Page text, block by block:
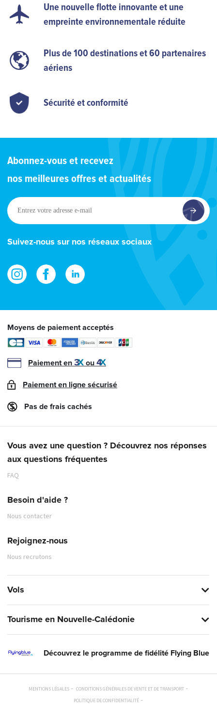
Une nouvelle flotte innovante et une
empreinte environnementale réduite
Plus de 100 destinations et 60 partenaires
aériens
Sécurité et conformité
Abonnez-vous et recevez
nos meilleures offres et actualités
Entrez
votre
adresse
e-
Suivez-nous sur nos réseaux sociaux
Moyens de paiement acceptés
Paiement en ou
Paiement en ligne sécurisé
Pas de frais cachés
Vous avez une question ? Découvrez nos réponses
aux questions fréquentes
FAQ
Besoin d'aide ?
Nous contacter
Rejoignez-nous
Nous recrutons
Vols
Tourisme en Nouvelle-Calédonie
Découvrez le programme de fidélité Flying Blue
MENTIONS LÉGALES
CONDITIONS GÉNÉRALES DE VENTE ET DE TRANSPORT
POLITIQUE DE CONFIDENTIALITÉ